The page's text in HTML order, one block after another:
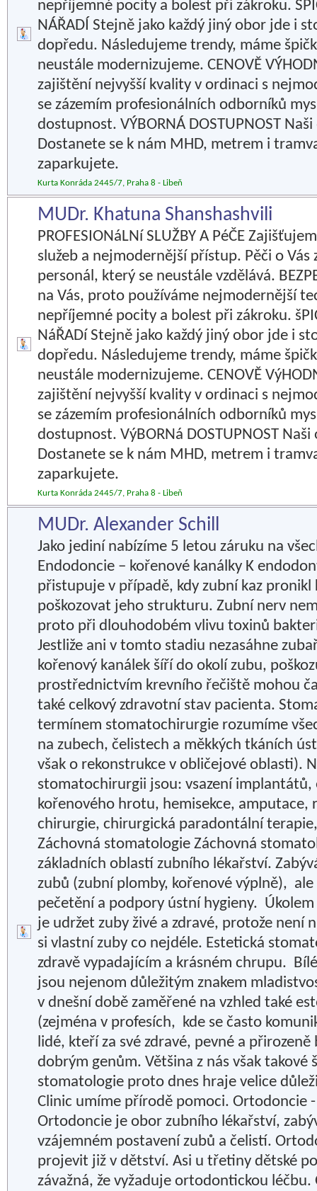
nepříjemné pocity a bolest při zákroku.
NÁŘADÍ Stejně jako každý jiný obor jde i
dopředu. Následujeme trendy, máme
neustále modernizujeme. CENOVĚ
zajištění nejvyšší kvality v ordinaci s
se zázemím profesionálních odborníků
dostupnost. VÝBORNÁ DOSTUPNOST
Dostanete se k nám MHD, metrem i
zaparkujete.
Kurta Konráda 2445/7, Praha 8 - Libeň
MUDr. Khatuna Shanshashvili
PROFESIONáLNí SLUŽBY A PéČE
služeb a nejmodernější přístup. Pěči o
personál, který se neustále vzdělává.
na Vás, proto používáme nejmodernější
nepříjemné pocity a bolest při zákroku.
NáŘADí Stejně jako každý jiný obor jde i
dopředu. Následujeme trendy, máme
neustále modernizujeme. CENOVĚ
zajištění nejvyšší kvality v ordinaci s
se zázemím profesionálních odborníků
dostupnost. VýBORNá DOSTUPNOST
Dostanete se k nám MHD, metrem i
zaparkujete.
Kurta Konráda 2445/7, Praha 8 - Libeň
MUDr. Alexander Schill
Jako jediní nabízíme 5 letou záruku na
Endodoncie – kořenové kanálky K
přistupuje v případě, kdy zubní kaz pronikl
poškozovat jeho strukturu. Zubní nerv
proto při dlouhodobém vlivu toxinů
Jestliže ani v tomto stadiu nezasáhne
kořenový kanálek šíří do okolí zubu,
prostřednictvím krevního řečiště mohou
také celkový zdravotní stav pacienta.
termínem stomatochirurgie rozumíme
na zubech, čelistech a měkkých tkáních
však o rekonstrukce v obličejové oblasti).
stomatochirurgii jsou: vsazení implantátů,
kořenového hrotu, hemisekce,
chirurgie, chirurgická paradontální
Záchovná stomatologie Záchovná
základních oblastí zubního lékařství.
zubů (zubní plomby, kořenové výplně),
pečetění a podpory ústní hygieny.
je udržet zuby živé a zdravé, protože není
si vlastní zuby co nejdéle. Estetická
zdravě vypadajícím a krásném chrupu.
jsou nejenom důležitým znakem
v dnešní době zaměřené na vzhled také
(zejména v profesích, kde se často
lidé, kteří za své zdravé, pevné a
dobrým genům. Většina z nás však takové
stomatologie proto dnes hraje velice
Clinic umíme přírodě pomoci. Ortodoncie
Ortodoncie je obor zubního lékařství,
vzájemném postavení zubů a čelistí.
projevit již v dětství. Asi u třetiny dětské
závažná, že vyžaduje ortodontickou